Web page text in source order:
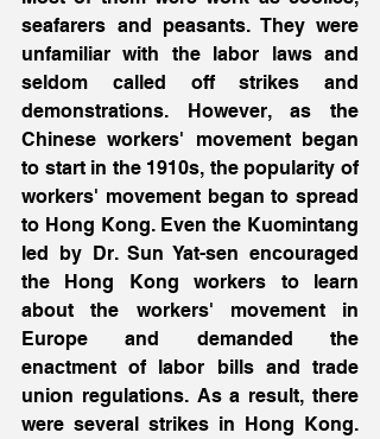
seafarers and peasants. They were
unfamiliar with the labor laws and
seldom called off strikes and
demonstrations. However, as the
Chinese workers' movement began
to start in the 1910s, the popularity of
workers' movement began to spread
to Hong Kong. Even the Kuomintang
led by Dr. Sun Yat-sen encouraged
the Hong Kong workers to learn
about the workers' movement in
Europe and demanded the
enactment of labor bills and trade
union regulations. As a result, there
were several strikes in Hong Kong.